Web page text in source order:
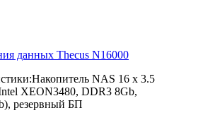
данных Thecus N16000
NAS 16 x 3.5
XEON3480, DDR3 8Gb,
резервный БП